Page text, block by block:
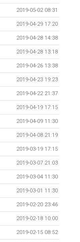
2019-05-02 08:31
2019-04-29 17:20
2019-04-28 14:38
2019-04-28 13:18
2019-04-26 13:38
2019-04-23 19:23
2019-04-22 21:37
2019-04-19 17:15
2019-04-09 11:30
2019-04-08 21:19
2019-03-19 17:15
2019-03-07 21:03
2019-03-04 11:30
2019-03-01 11:30
2019-02-20 23:46
2019-02-18 10:00
2019-02-15 08:52